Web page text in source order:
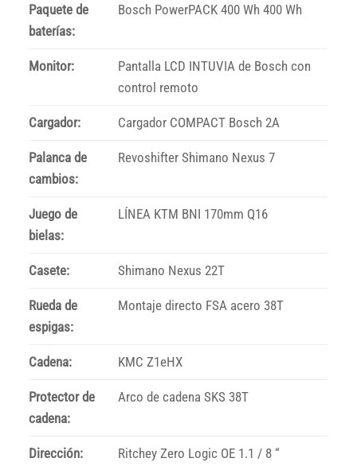
Paquete de
baterías:
Bosch PowerPACK 400 Wh 400 Wh
Monitor:
Pantalla LCD INTUVIA de Bosch con
control remoto
Cargador: Cargador COMPACT Bosch 2A
Palanca de
cambios:
Revoshifter Shimano Nexus 7
Juego de
bielas:
LÍNEA KTM BNI 170mm Q16
Casete: Shimano Nexus 22T
Rueda de
espigas:
Montaje directo FSA acero 38T
Cadena: KMC Z1eHX
Protector de
cadena:
Arco de cadena SKS 38T
Dirección: Ritchey Zero Logic OE 1.1 / 8 “